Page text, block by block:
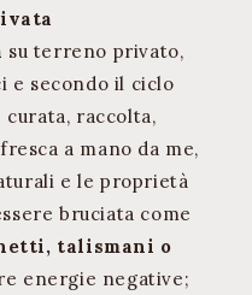
su terreno privato,
e secondo il ciclo
raccolta,
a mano da me,
e le proprietà
bruciata come
talismani o
energie negative;